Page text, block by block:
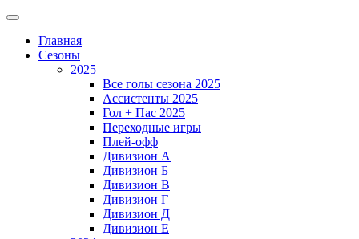
Главная
Сезоны
2025
Все голы сезона 2025
Ассистенты 2025
Гол + Пас 2025
Переходные игры
Плей-офф
Дивизион A
Дивизион Б
Дивизион В
Дивизион Г
Дивизион Д
Дивизион Е